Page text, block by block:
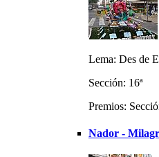
Lema: Des de
Sección: 16ª
Premios:
Nador -